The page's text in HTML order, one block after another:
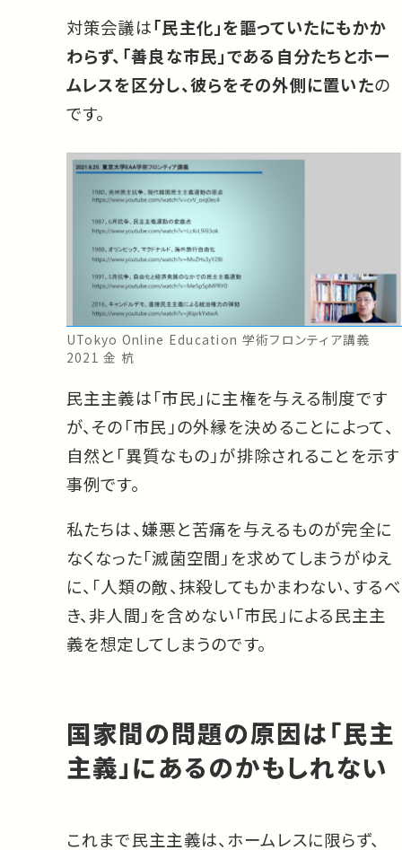
対策会議は「民主化」を謳っていたにもかか
わらず、「善良な市民」である自分たちとホー
ムレスを区分し、彼らをその外側に置いたの
です。
UTokyo Online Education 学術フロンティア講義
2021 金 杭
民主主義は「市民」に主権を与える制度です
が、その「市民」の外縁を決めることによって、
自然と「異質なもの」が排除されることを示す
事例です。
私たちは、嫌悪と苦痛を与えるものが完全に
なくなった「滅菌空間」を求めてしまうがゆえ
に、「人類の敵、抹殺してもかまわない、するべ
き、非人間」を含めない「市民」による民主主
義を想定してしまうのです。
国家間の問題の原因は「民主
主義」にあるのかもしれない
これまで民主主義は、ホームレスに限らず、